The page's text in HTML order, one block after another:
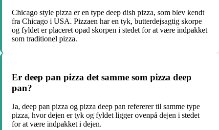
Chicago style pizza er en type deep dish pizza, som blev kendt
fra Chicago i USA. Pizzaen har en tyk, butterdejsagtig skorpe
og fyldet er placeret opad skorpen i stedet for at være indpakket
som traditionel pizza.
Er deep pan pizza det samme som pizza deep
pan?
Ja, deep pan pizza og pizza deep pan refererer til samme type
pizza, hvor dejen er tyk og fyldet ligger ovenpå dejen i stedet
for at være indpakket i dejen.